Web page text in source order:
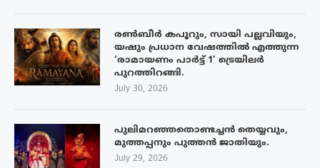
രൺബീർ കപൂറും, സായി പല്ലവിയും,
യഷും പ്രധാന വേഷത്തിൽ എത്തുന്ന
‘രാമായണം പാർട്ട് 1’ ട്രെയിലർ
പുറത്തിറങ്ങി.
July 30, 2026
പുലിമറഞ്ഞതൊണ്ടച്ചൻ തെയ്യവും,
മുത്തപ്പനും പുത്തൻ ജാതിയും.
July 29, 2026